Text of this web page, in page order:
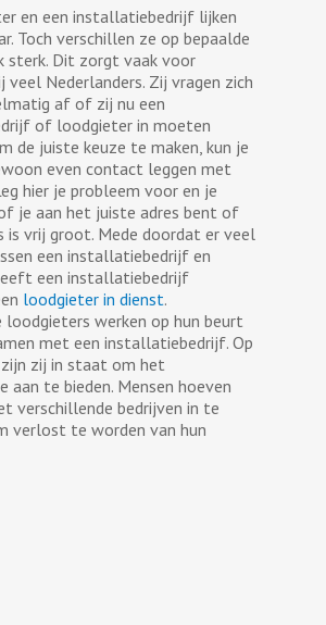
en een installatiebedrijf lijken
Toch verschillen ze op bepaalde
sterk. Dit zorgt vaak voor
veel Nederlanders. Zij vragen zich
af of zij nu een
of loodgieter in moeten
de juiste keuze te maken, kun je
even contact leggen met
hier je probleem voor en je
je aan het juiste adres bent of
is vrij groot. Mede doordat er veel
een installatiebedrijf en
een installatiebedrijf
loodgieter in dienst.
werken op hun beurt
met een installatiebedrijf. Op
zij in staat om het
te bieden. Mensen hoeven
verschillende bedrijven in te
verlost te worden van hun